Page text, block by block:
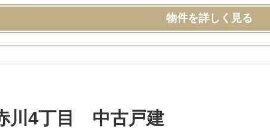
物件を詳しく見る
川4丁目 中古戸建